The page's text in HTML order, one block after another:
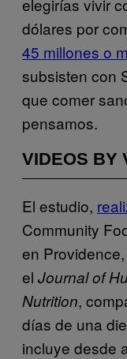
dólares por
45 millones o
subsisten con
que comer
pensamos.
VIDEOS BY
El estudio,
Community
en
el Journal of
Nutrition,
días de una
incluye desde